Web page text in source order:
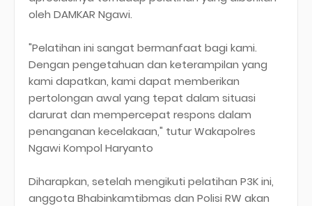
oleh DAMKAR Ngawi.
"Pelatihan ini sangat bermanfaat bagi kami.
Dengan pengetahuan dan keterampilan yang
kami dapatkan, kami dapat memberikan
pertolongan awal yang tepat dalam situasi
darurat dan mempercepat respons dalam
penanganan kecelakaan," tutur Wakapolres
Ngawi Kompol Haryanto
Diharapkan, setelah mengikuti pelatihan P3K ini,
anggota Bhabinkamtibmas dan Polisi RW akan